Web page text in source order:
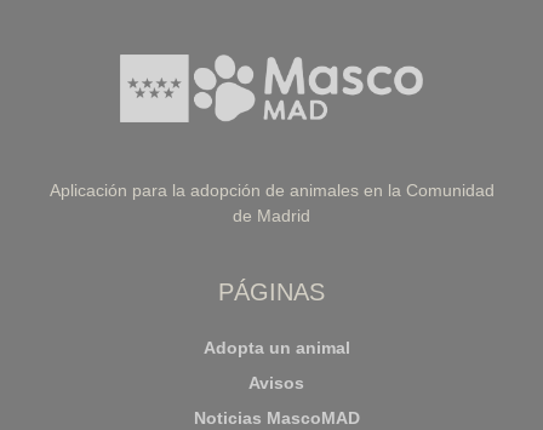
Aplicación para la adopción de animales en la Comunidad
de Madrid
PÁGINAS
Adopta un animal
Avisos
Noticias MascoMAD